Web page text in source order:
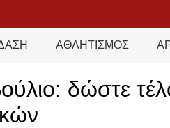
ΑΘΛΗΤΙΣΜΟΣ
δώστε